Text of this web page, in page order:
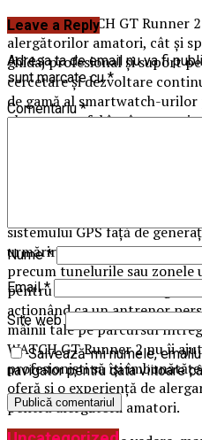
HUAWEI WATCH GT Runner
alergătorilor amatori, cât și
ghidaj profesional și suport
cercetare și dezvoltare
de gamă al smartwatch-
alergare, astfel încât acest tip
Dotat cu o arhitectură de
optimizat al garniturii
Runner 2 vine cu
sistemului GPS față de
urmărirea și poziționarea
precum tunelurile sau
pentru maraton oferă o
acționând ca un antrenor
mâinii tale pe parcursul
WATCH GT Runner 2 nu îi
profesioniști să își
oferă și o experiență de
pentru alergătorii amatori.
Leave a Reply
Adresa ta de email nu va fi
sunt marcate cu*
Comentariu*
Nume*
Email*
Site web
Salvează-mi numele,
navigator pentru data viitoare